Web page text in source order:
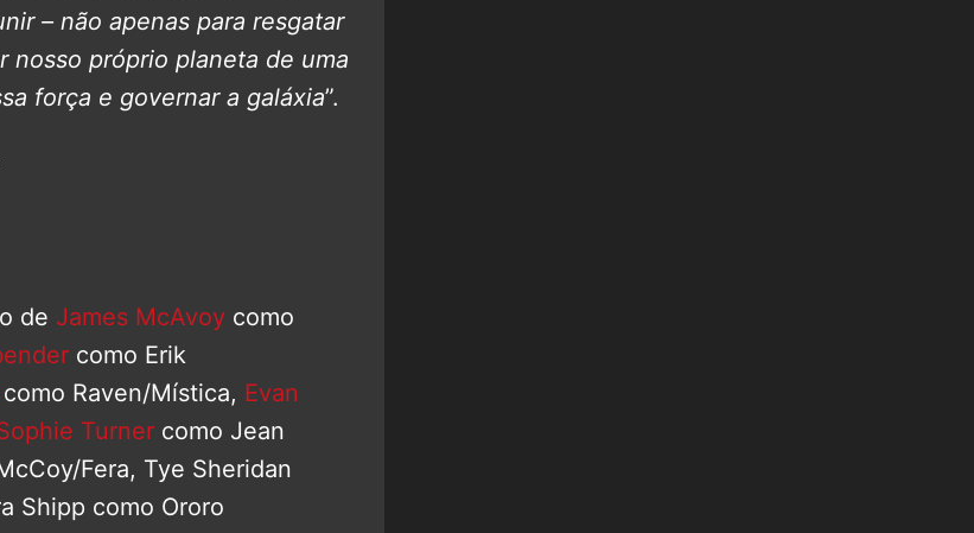
– não apenas para resgatar
nosso próprio planeta de uma
força e governar a galáxia”.
de James McAvoy como
como Erik
como Raven/Mística, Evan
Turner como Jean
Fera, Tye Sheridan
Shipp como Ororo